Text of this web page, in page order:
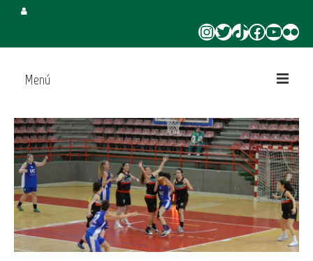
Instagram
Twitter
TikTokFacebook
YouTube
Flickr
Menú
Inicio
Juega en CBT
Campus de Verano
Torneo 3×3 Verano